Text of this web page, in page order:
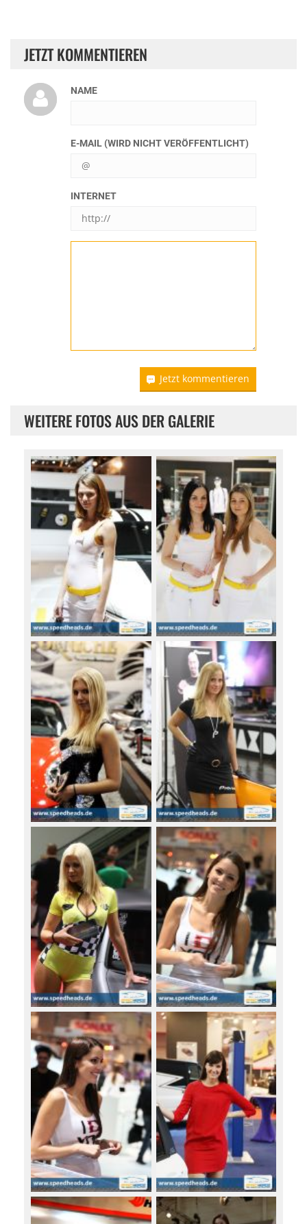
JETZT KOMMENTIEREN
NAME
E-MAIL (WIRD NICHT VERÖFFENTLICHT)
INTERNET
Jetzt kommentieren
WEITERE FOTOS AUS DER GALERIE